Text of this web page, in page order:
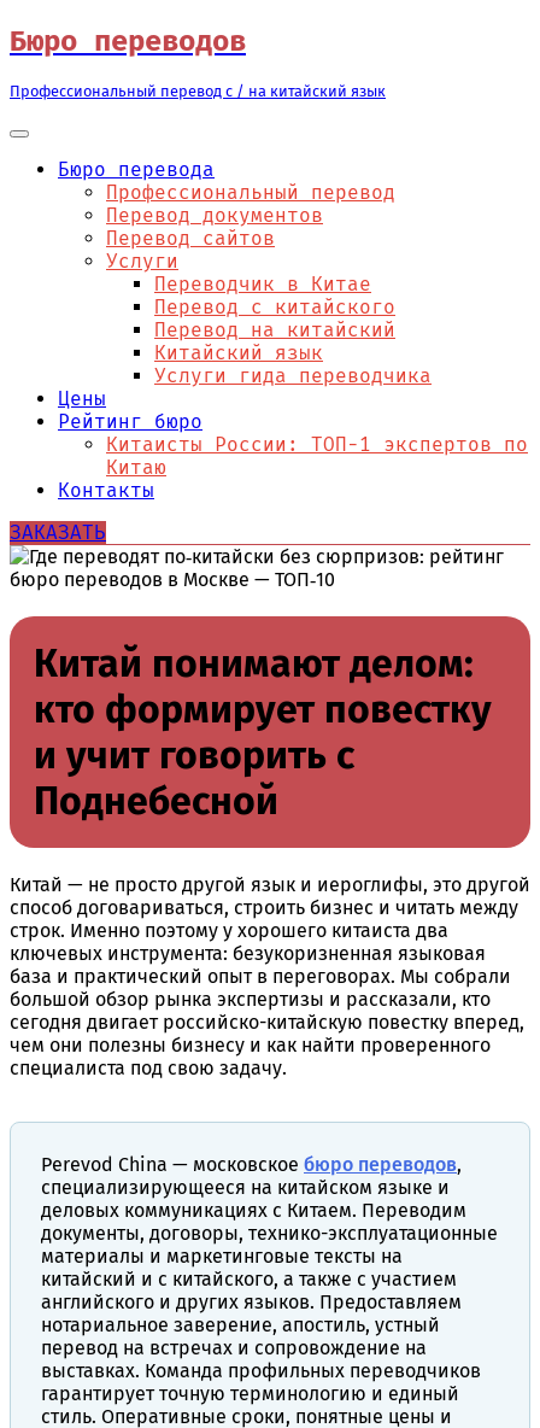
Перейти
к
содержимому
Бюро переводов
Профессиональный перевод с / на китайский язык
Бюро перевода
Профессиональный перевод
Перевод документов
Перевод сайтов
Услуги
Переводчик в Китае
Перевод с китайского
Перевод на китайский
Китайский язык
Услуги гида переводчика
Цены
Рейтинг бюро
Китаисты России: ТОП-1 экспертов по
Китаю
Контакты
ЗАКАЗАТЬ
Китай понимают делом:
кто формирует повестку
и учит говорить с
Поднебесной
Китай — не просто другой язык и иероглифы, это другой
способ договариваться, строить бизнес и читать между
строк. Именно поэтому у хорошего китаиста два
ключевых инструмента: безукоризненная языковая
база и практический опыт в переговорах. Мы собрали
большой обзор рынка экспертизы и рассказали, кто
сегодня двигает российско-китайскую повестку вперед,
чем они полезны бизнесу и как найти проверенного
специалиста под свою задачу.
Perevod China — московское бюро переводов,
специализирующееся на китайском языке и
деловых коммуникациях с Китаем. Переводим
документы, договоры, технико-эксплуатационные
материалы и маркетинговые тексты на
китайский и с китайского, а также с участием
английского и других языков. Предоставляем
нотариальное заверение, апостиль, устный
перевод на встречах и сопровождение на
выставках. Команда профильных переводчиков
гарантирует точную терминологию и единый
стиль. Оперативные сроки, понятные цены и